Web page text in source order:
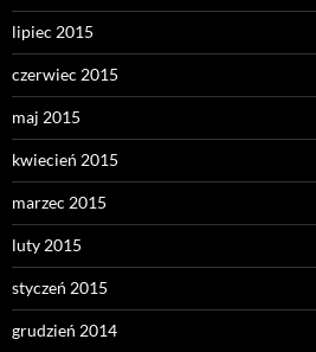
lipiec 2015
czerwiec 2015
maj 2015
kwiecień 2015
marzec 2015
luty 2015
styczeń 2015
grudzień 2014